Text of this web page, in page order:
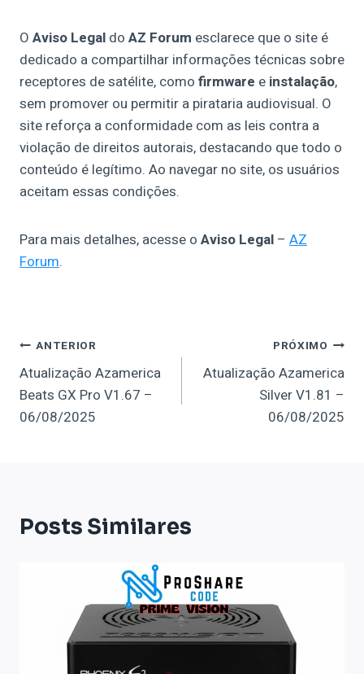
O Aviso Legal do AZ Forum esclarece que o site é
dedicado a compartilhar informações técnicas sobre
receptores de satélite, como firmware e instalação,
sem promover ou permitir a pirataria audiovisual. O
site reforça a conformidade com as leis contra a
violação de direitos autorais, destacando que todo o
conteúdo é legítimo. Ao navegar no site, os usuários
aceitam essas condições.
Para mais detalhes, acesse o Aviso Legal – AZ
Forum.
Navegação
De
Post
ANTERIOR
Atualização Azamerica
Beats GX Pro V1.67 –
06/08/2025
PRÓXIMO
Atualização Azamerica
Silver V1.81 –
06/08/2025
Posts Similares